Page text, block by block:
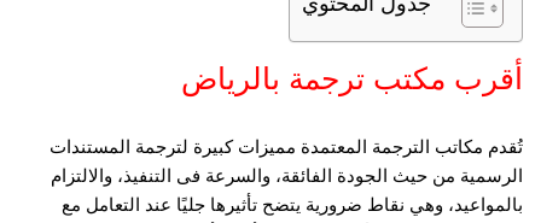
أقرب مكتب ترجمة بالرياض
تُقدم مكاتب الترجمة المعتمدة مميزات كبيرة لترجمة المستندات
الرسمية من حيث الجودة الفائقة، والسرعة فى التنفيذ، والالتزام
بالمواعيد، وهي نقاط ضرورية يتضح تأثيرها جليًا عند التعامل مع